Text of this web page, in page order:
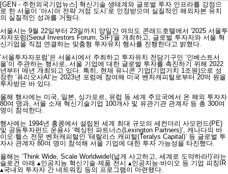
[GEN - 주한외국기업뉴스] 혁신기술 생태계와 글로벌 투자 인프라를 강점으
로 한 서울이 ‘아시아 전략 거점 도시’로 인정받으며 실질적인 해외자본 유치
의 실질적인 성과를 거뒀다.
서울시는 9월 22일부터 23일까지 양일간 여의도 콘래드호텔에서 '2025 서울투
자자포럼(Seoul Investors Forum, SIF)'을 개최하고, 글로벌 투자자와 서울 혁
신기업을 직접 연결하는 맞춤형 투자유치 행사를 진행한다고 밝혔다.
‘서울투자자포럼’은 서울시에서 주최하고 투자유치 전담기구인 ‘인베스트서
울’이 주관하는 행사로, 서울 기업에 대한 글로벌 투자를 촉진하기 위해 2022
년부터 매년 개최되고 있다. 특히, 현재 유니콘 기업(기업가치 1조원)으로 성
장한 ‘퓨리오사AI’는 2023년 포럼에 참여해 미국 벤처캐피털로부터 20억 원을
투자받은 바 있다.
올해 행사에는 미국, 일본, 싱가포르, 유럽 등 세계 주요국에서 온 해외 투자자
80여 명과, 서울 소재 혁신기술기업 100개사 및 유관기관 관계자 등 총 300여
명이 참석한다.
행사에는 1994년 홍콩에서 설립된 세계 최대 규모의 세컨더리 사모펀드(PE)
및 공동투자펀드 운용사 ‘렉싱턴 파트너스(Lexington Partners)’, 캐나다의 바
이오·헬스 전문 벤처캐피털인 ‘테랄리스 캐피털(Teralys Capital)’ 등 글로벌 투
자사 관계자 80여 명이 참석해 서울 기업에 대한 투자 가능성을 타진했다.
올해는 ‘Think Wide, Scale Worldwide!(넓게 사고하고, 세계로 도약하라!)’라는
슬로건 아래 ▴인공지능 혁신기술·제품 전시 ▴인공지능·바이오 등 기업 피칭IR
▴국내외 투자자 간 네트워킹 등의 프로그램이 마련됐다.